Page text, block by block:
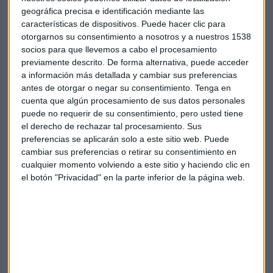
geográfica precisa e identificación mediante las
características de dispositivos. Puede hacer clic para
otorgarnos su consentimiento a nosotros y a nuestros 1538
socios para que llevemos a cabo el procesamiento
previamente descrito. De forma alternativa, puede acceder
a información más detallada y cambiar sus preferencias
antes de otorgar o negar su consentimiento. Tenga en
cuenta que algún procesamiento de sus datos personales
puede no requerir de su consentimiento, pero usted tiene
el derecho de rechazar tal procesamiento. Sus
preferencias se aplicarán solo a este sitio web. Puede
cambiar sus preferencias o retirar su consentimiento en
cualquier momento volviendo a este sitio y haciendo clic en
el botón "Privacidad" en la parte inferior de la página web.
Zara, la gran protagonista
Un baile inolvidable el que ofreció Benito Antonio Martínez
Ocasio para América y el resto del mundo y que hará
también que la gente no se olvide de Zara. Y que tampoco
los empleados de la empresa gallega se olviden de este día.
Los trabajadores de la central deInditex en Arteixo (A
Coruña)se han despertado con una bonita sorpresa del
artista puertorriqueño. Han recibidoun regalo de su
parte, la camiseta que Bad Bunny lució horas antes en el
descanso del evento deportivo más seguido del planeta
estaba sobre su mesa, con un mensaje muy bonito: “Este